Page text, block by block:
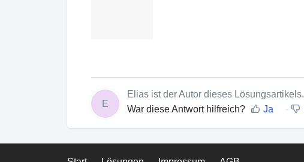
E
Elias ist der Autor dieses Lösungsartikels.
War diese Antwort hilfreich?
Ja